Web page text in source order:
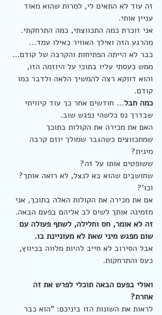
זה עוד לא התאים לי, למרות שהוא מאוד
עניין אותי.
אני זוכרת כמה התכווצתי, כמה התרחקתי.
מהרגע הזה ואילך האוויר כאילו עמד...
כבר לא הייתה הפתיחות והקרבה של קודם...
ממש כעסתי עליו בתוכי על היוזמה הזו,
והוא דווקא רצה להמשיך הלאה ולדבר כמו
קודם.
כמה חבל... חודשים אחר כך עוד קיוויתי
שבדרך נס כלשהי נפגש שוב.
האם את מכירה את הקולות בתוכך
שמתכווצים כשהגבר שמולך יוזם קרבה
מינית?
ששופטים אותו על זה?
שחושבים שהוא בא לנצל, לא רואה אותך?
וכו'?
אם את מכירה את הקולות האלה בתוכך, אני
מזמינה אותך לשים לב אליהם בפעם הבאה.
זה לא אומר, חס וחלילה, לשתף פעולה עם
שום מפגש מיני שאת לא מעוניינת בו.
אבל הסירוב לא חייב להיות מלווה בכיווץ,
כעס והתרחקות.
ואולי בפעם הבאה תוכלי לפרש את זה
אחרת?
לראות את השונות הזו ביניכם: "הוא כבר